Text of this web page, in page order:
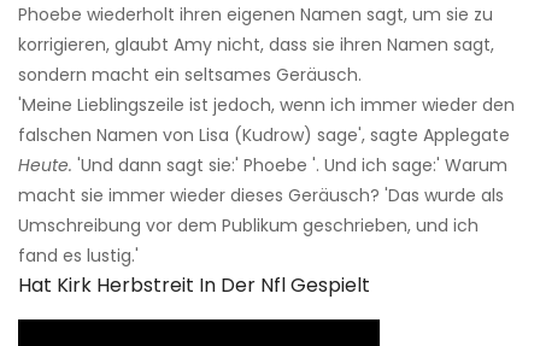
Phoebe wiederholt ihren eigenen Namen sagt, um sie zu
korrigieren, glaubt Amy nicht, dass sie ihren Namen sagt,
sondern macht ein seltsames Geräusch.
'Meine Lieblingszeile ist jedoch, wenn ich immer wieder den
falschen Namen von Lisa (Kudrow) sage', sagte Applegate
Heute. 'Und dann sagt sie:' Phoebe '. Und ich sage:' Warum
macht sie immer wieder dieses Geräusch? 'Das wurde als
Umschreibung vor dem Publikum geschrieben, und ich
fand es lustig.'
Hat Kirk Herbstreit In Der Nfl Gespielt